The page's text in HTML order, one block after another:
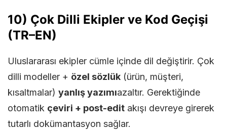
10) Çok Dilli Ekipler ve Kod Geçişi
(TR–EN)
Uluslararası ekipler cümle içinde dil değiştirir. Çok
dilli modeller + özel sözlük (ürün, müşteri,
kısaltmalar) yanlış yazımıazaltır. Gerektiğinde
otomatik çeviri + post-edit akışı devreye girerek
tutarlı dokümantasyon sağlar.